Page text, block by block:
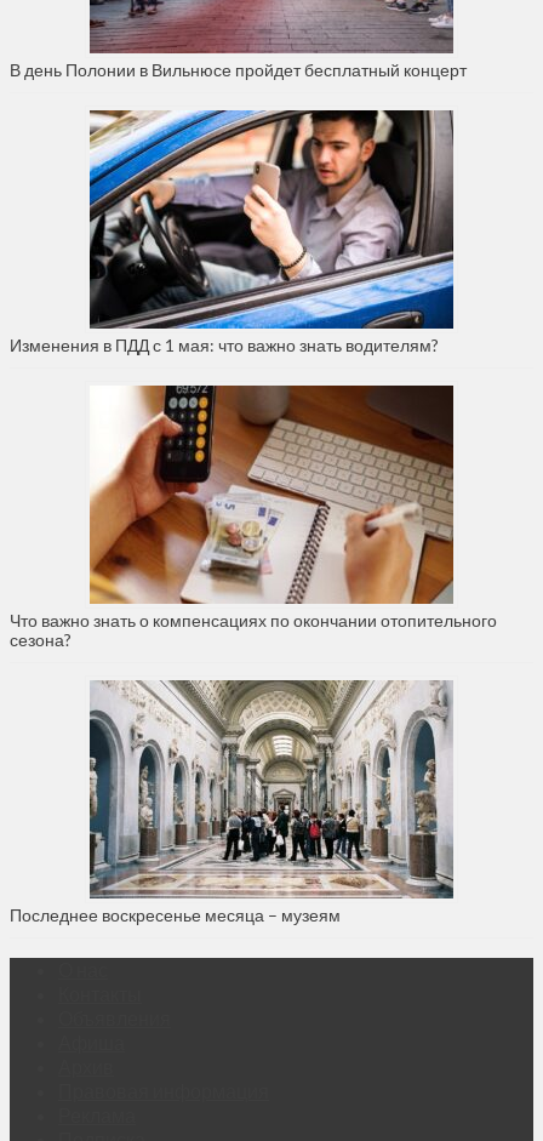
В день Полонии в Вильнюсе пройдет бесплатный концерт
Изменения в ПДД с 1 мая: что важно знать водителям?
Что важно знать о компенсациях по окончании отопительного
сезона?
Последнее воскресенье месяца – музеям